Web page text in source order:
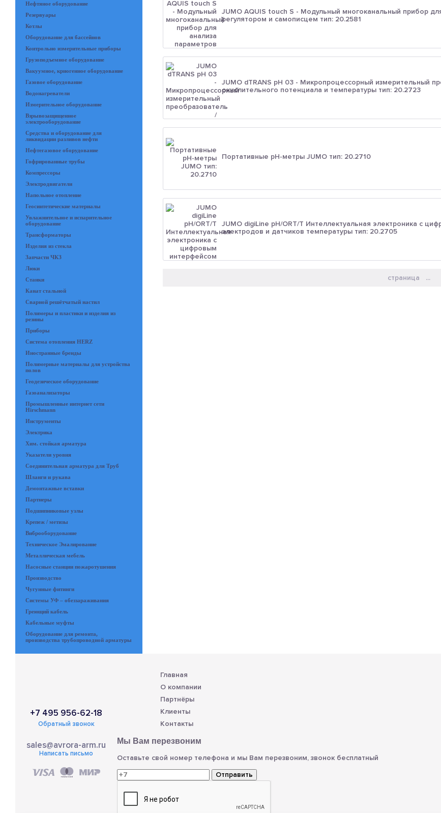
Нефтяное оборудование
Резервуары
Котлы
Оборудование для бассейнов
Контрольно измерительные приборы
Грузоподъемное оборудование
Вакуумное, криогенное оборудование
Газовое оборудование
Водонагреватели
Измерительное оборудование
Взрывозащищенное
электрооборудование
Средства и оборудование для
ликвидации разливов нефти
Нефтегазовое оборудование
Гофрированные трубы
Компрессоры
Электродвигатели
Напольное отопление
Геосинтетические материалы
Увлажнительное и испарительное
оборудование
Трансформаторы
Изделия из стекла
Запчасти ЧКЗ
Люки
Станки
Канат стальной
Сварной решётчатый настил
Полимеры и пластики и изделия из
резины
Приборы
Система отопления HERZ
Иностранные бренды
Полимерные материалы для устройства
полов
Геодезическое оборудование
Газоанализаторы
Промышленные интернет сети
Hirschmann
Инструменты
Электрика
Хим. стойкая арматура
Указатели уровня
Соединительная арматура для Труб
Шланги и рукава
Демонтажные вставки
Партнеры
Подшипниковые узлы
Крепеж / метизы
Виброоборудование
Техническое Эмалирование
Металлическая мебель
Насосные станции пожаротушения
Производство
Чугунные фитинги
Системы УФ – обеззараживания
Греющий кабель
Кабельные муфты
Оборудование для ремонта,
производства трубопроводной арматуры
JUMO AQUIS touch S - Модульный многоканальный прибор
регулятором и самописцем тип: 20.2581
JUMO dTRANS pH 03 - Микропроцессорный измерительный
окислительного потенциала и температуры тип: 20.2723
Портативные рН-метры JUMO тип: 20.2710
JUMO digiLine pH/ORT/T Интеллектуальная электроника с
электродов и датчиков температуры тип: 20.2705
страница ...
+7 495 956-62-18
Обратный звонок
sales@avrora-arm.ru
Написать письмо
Главная
О компании
Партнёры
Клиенты
Контакты
Мы Вам перезвоним
Оставьте свой номер телефона и мы Вам перезвоним, звонок бесплатный
Отправить